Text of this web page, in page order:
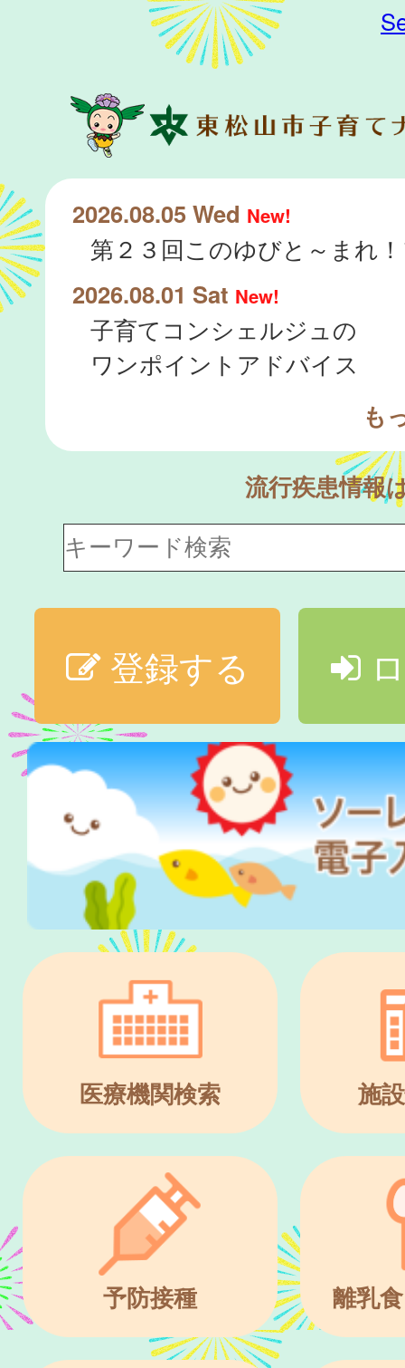
2026.08.05 Wed New!
2026.08.01 Sat New!
子育てコンシェルジュの
ワンポイントアドバイス
も
流行疾患情報
登録する
医療機関検索 施
予防接種 離乳